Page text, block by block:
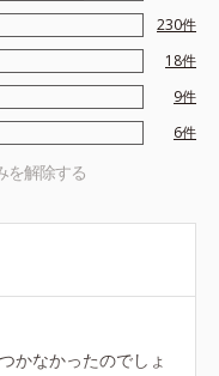
230件
18件
9件
6件
を解除する
かなかったのでしょ